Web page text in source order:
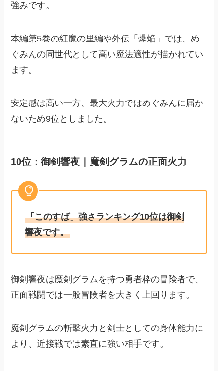
強みです。
本編第5巻の紅魔の里編や外伝「爆焔」では、め
ぐみんの同世代として高い魔法適性が描かれてい
ます。
安定感は高い一方、最大火力ではめぐみんに届か
ないため9位としました。
10位：御剣響夜｜魔剣グラムの正面火力
「このすば」強さランキング10位は御剣
響夜です。
御剣響夜は魔剣グラムを持つ勇者枠の冒険者で、
正面戦闘では一般冒険者を大きく上回ります。
魔剣グラムの斬撃火力と剣士としての身体能力に
より、近接戦では素直に強い相手です。